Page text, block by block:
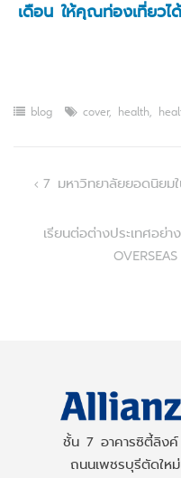
เดือน ให้คุณท่องเที่ยว
blog cover, health,
Post
navigation
7 มหาวิทยาลัยยอดนิยม
เรียนต่อต่างประเทศอย่
ชั้น 7 อาคารซิตี้ลิง
ถนนเพชรบุรีตัดให